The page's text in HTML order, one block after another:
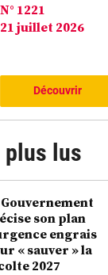
N° 1221
21 juillet 2026
Découvrir
lus
son plan
engrais
« sauver » la
2027